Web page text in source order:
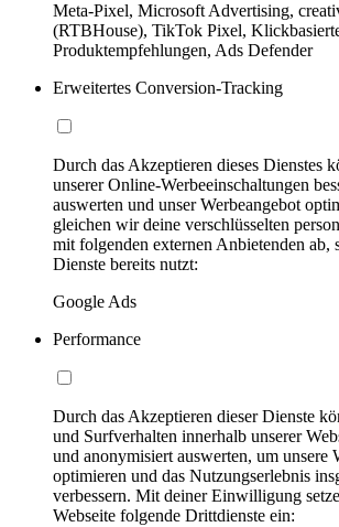
Meta-Pixel, Microsoft Advertising,
(RTBHouse), TikTok Pixel,
Produktempfehlungen, Ads Defender
Erweitertes Conversion-Tracking
Durch das Akzeptieren dieses Dienstes
unserer Online-Werbeeinschaltungen
auswerten und unser Werbeangebot
gleichen wir deine verschlüsselten
mit folgenden externen Anbietenden ab,
Dienste bereits nutzt:
Google Ads
Performance
Durch das Akzeptieren dieser Dienste
und Surfverhalten innerhalb unserer
und anonymisiert auswerten, um unsere
optimieren und das Nutzungserlebnis
verbessern. Mit deiner Einwilligung
Webseite folgende Drittdienste ein: